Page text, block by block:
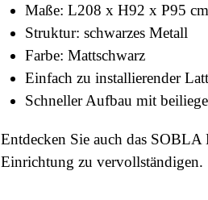
Maße: L208 x H92 x P95
Struktur: schwarzes Metall
Farbe: Mattschwarz
Einfach zu installierender
Schneller Aufbau mit
Entdecken Sie auch das SOBLA
Einrichtung zu vervollständigen.